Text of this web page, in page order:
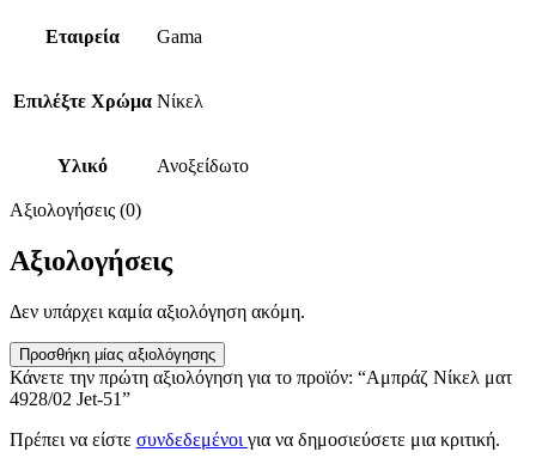
Εταιρεία Gama
Επιλέξτε Χρώμα Νίκελ
Υλικό Ανοξείδωτο
Αξιολογήσεις (0)
Αξιολογήσεις
Δεν υπάρχει καμία αξιολόγηση ακόμη.
Προσθήκη μίας αξιολόγησης
Κάνετε την πρώτη αξιολόγηση για το προϊόν: “Αμπράζ Νίκελ ματ
4928/02 Jet-51”
Πρέπει να είστε συνδεδεμένοι για να δημοσιεύσετε μια κριτική.